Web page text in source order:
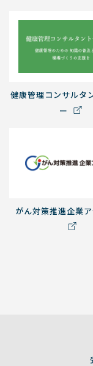
健康管理コンサルタ
ー
がん対策推進企業